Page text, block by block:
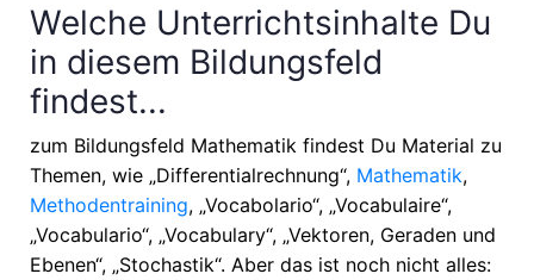
Welche Unterrichtsinhalte Du
in diesem Bildungsfeld
findest...
zum Bildungsfeld Mathematik findest Du Material zu
Themen, wie „Differentialrechnung“, Mathematik,
Methodentraining, „Vocabolario“, „Vocabulaire“,
„Vocabulario“, „Vocabulary“, „Vektoren, Geraden und
Ebenen“, „Stochastik“. Aber das ist noch nicht alles: